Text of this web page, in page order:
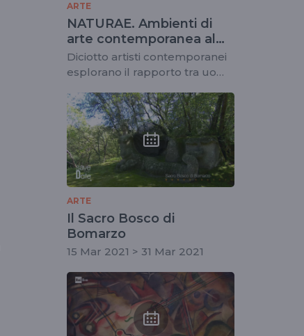
ARTE
NATURAE. Ambienti di
arte contemporanea al
Castello di Miramare
Diciotto artisti contemporanei
esplorano il rapporto tra uomo
ARTE
Il Sacro Bosco di
Bomarzo
15 Mar 2021 > 31 Mar 2021